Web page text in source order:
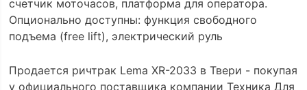
счетчик моточасов, платформа для оператора.
Опционально доступны: функция свободного
подъема (free lift), электрический руль
Продается ричтрак Lema XR-2033 в Твери - покупая
у официального поставщика компании Техника Для